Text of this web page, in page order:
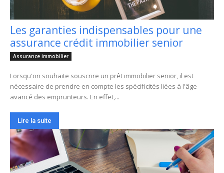
Les garanties indispensables pour une
assurance crédit immobilier senior
Assurance immobilier
Lorsqu'on souhaite souscrire un prêt immobilier senior, il est
nécessaire de prendre en compte les spécificités liées à l'âge
avancé des emprunteurs. En effet,...
Lire la suite